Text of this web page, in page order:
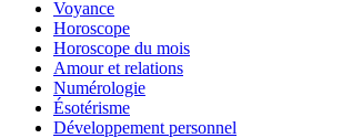
Voyance
Horoscope
Horoscope du mois
Amour et relations
Numérologie
Ésotérisme
Développement personnel